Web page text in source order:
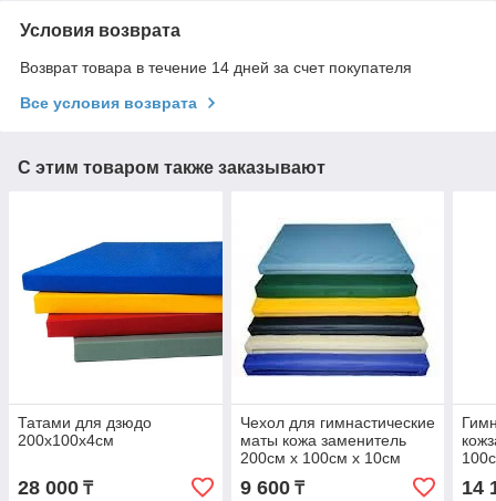
Условия возврата
Возврат товара в течение 14 дней за счет покупателя
Все условия возврата
С этим товаром также заказывают
Татами для дзюдо
200х100х4см
28 000 ₸
Чехол для гимнастические
маты кожа заменитель
200см х 100см х 10см
9 600₸ 14